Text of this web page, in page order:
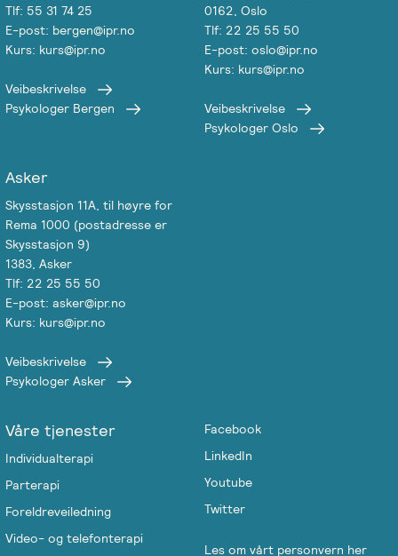
Tlf: 55 31 74 25
E-post: bergen@ipr.no
Kurs: kurs@ipr.no
Veibeskrivelse
Psykologer Bergen
0162, Oslo
Tlf: 22 25 55 50
E-post: oslo@ipr.no
Kurs: kurs@ipr.no
Veibeskrivelse
Psykologer Oslo
Asker
Skysstasjon 11A, til høyre for
Rema 1000 (postadresse er
Skysstasjon 9)
1383, Asker
Tlf: 22 25 55 50
E-post: asker@ipr.no
Kurs: kurs@ipr.no
Veibeskrivelse
Psykologer Asker
Våre tjenester
Individualterapi
Parterapi
Foreldreveiledning
Video- og telefonterapi
Facebook
LinkedIn
Youtube
Twitter
Les om vårt personvern her